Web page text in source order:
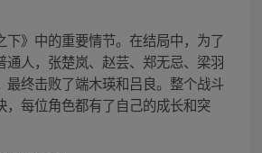
下》中的重要情节。在结局中，为了
通人，张楚岚、赵芸、郑无忌、梁羽
最终击败了端木瑛和吕良。整个战斗
，每位角色都有了自己的成长和突